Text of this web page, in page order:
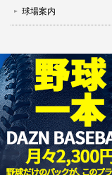
球場案内